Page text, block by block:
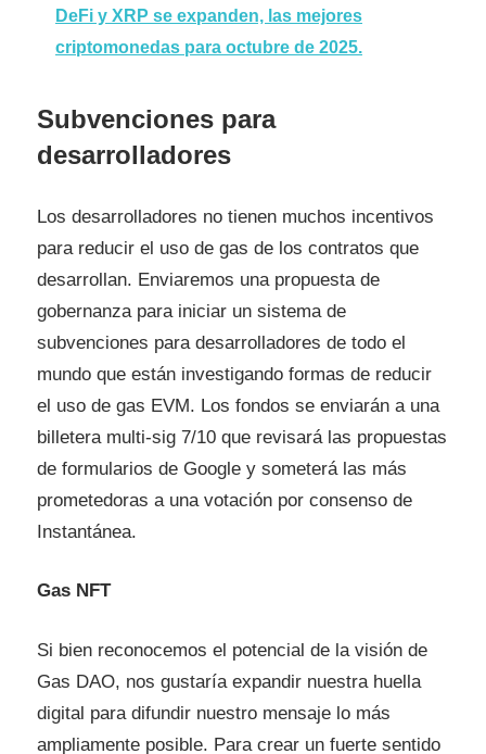
DeFi y XRP se expanden, las mejores
criptomonedas para octubre de 2025.
Subvenciones para
desarrolladores
Los desarrolladores no tienen muchos incentivos
para reducir el uso de gas de los contratos que
desarrollan. Enviaremos una propuesta de
gobernanza para iniciar un sistema de
subvenciones para desarrolladores de todo el
mundo que están investigando formas de reducir
el uso de gas EVM. Los fondos se enviarán a una
billetera multi-sig 7/10 que revisará las propuestas
de formularios de Google y someterá las más
prometedoras a una votación por consenso de
Instantánea.
Gas NFT
Si bien reconocemos el potencial de la visión de
Gas DAO, nos gustaría expandir nuestra huella
digital para difundir nuestro mensaje lo más
ampliamente posible. Para crear un fuerte sentido